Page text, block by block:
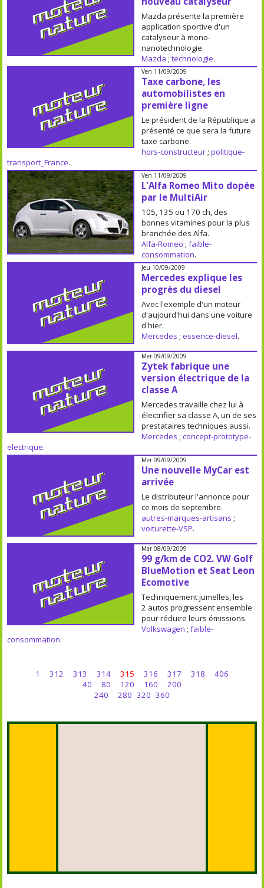
Mazda présente la première
application sportive d'un
catalyseur à mono-
nanotechnologie.
Mazda ; technologie.
Ven 11/09/2009
Taxe carbone, les
automobilistes en
première ligne
Le président de la République a
présenté ce que sera la future
taxe carbone.
hors-constructeur; politique-
transport_France.
Ven 11/09/2009
L'Alfa Romeo Mito dopée
par le MultiAir
105, 135 ou 170 ch, des
bonnes vitamines pour la plus
branchée des Alfa.
Alfa-Romeo ; faible-
consommation.
Jeu 10/09/2009
Mercedes explique les
progrès du diesel
Avec l'exemple d'un moteur
d'aujourd'hui dans une voiture
d'hier.
Mercedes ; essence-diesel.
Mer 09/09/2009
Zytek fabrique une
version électrique de la
classe A
Mercedes travaille chez lui à
électrifier sa classe A, un de ses
prestataires techniques aussi.
Mercedes ; concept-prototype-
electrique.
Mer 09/09/2009
Une nouvelle MyCar est
arrivée
Le distributeur l'annonce pour
ce mois de septembre.
autres-marques-artisans ;
voiturette-VSP.
Mar 08/09/2009
99 g/km de CO2. VW Golf
BlueMotion et Seat Leon
Ecomotive
Techniquement jumelles, les
2 autos progressent ensemble
pour réduire leurs émissions.
Volkswagen ; faible-
consommation.
1 312 313 314 315 316 317 318
406
40
80 120 160
200
240
280 320 360